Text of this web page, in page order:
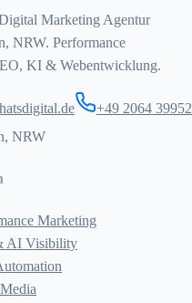
Marketing Agentur
NRW. Performance
KI & Webentwicklung.
+49 2064
NRW
Marketing
AI Visibility